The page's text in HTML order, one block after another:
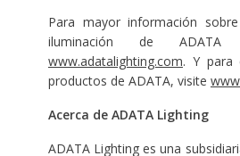
Para mayor información
iluminación de ADATA
www.adatalighting.com. Y para
productos de ADATA, visite
Acerca de ADATA Lighting
ADATA Lighting es una